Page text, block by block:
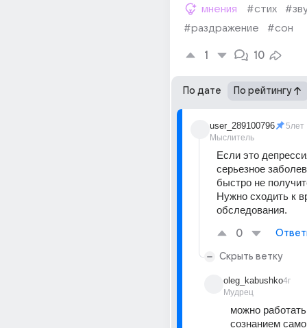
мнения #стих
#раздражение
#сон
1 10
По дате По рейтингу
user_289100796
Мыслитель
5лет
Если это
серьезное
быстро не
Нужно сходить к
обследования.
0
Скрыть ветку
oleg_kabushko
Мудрец
4г
можно
сознанием